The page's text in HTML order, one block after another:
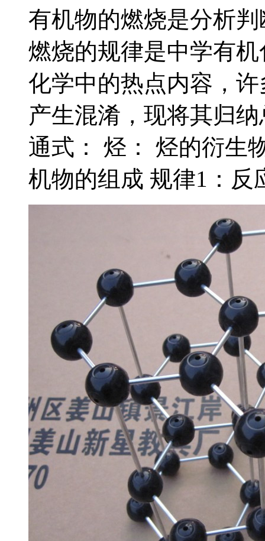
有机物的燃烧是分析
燃烧的规律是中学有
化学中的热点内容，
产生混淆，现将其归
通式： 烃： 烃的衍生
机物的组成 规律1：反